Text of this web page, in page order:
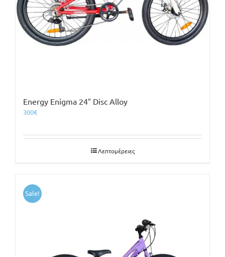
Energy Enigma 24″ Disc Alloy
300€
Λεπτομέρειες
Sale!